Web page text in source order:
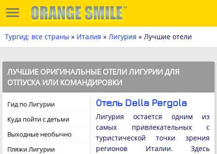
Тургид: все страны » Италия » Лигурия » Лучшие отели
ЛУЧШИЕ ОРИГИНАЛЬНЫЕ ОТЕЛИ ЛИГУРИИ ДЛЯ
ОТПУСКА ИЛИ КОМАНДИРОВКИ
Гид по Лигурии
Куда пойти с детьми
Выходные необычно
Пляжи Лигурии
Отель Della Pergola
Лигурия остается одним из
самых привлекательных с
туристической точки зрения
регионов Италии. Здесь